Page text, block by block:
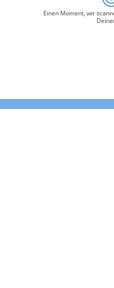
Einen Moment, wir